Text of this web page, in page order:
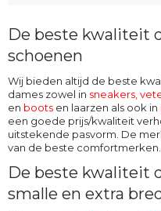
De beste kwaliteit
schoenen
Wij bieden altijd de beste
dames zowel in sneakers,
en boots en laarzen als ook in
een goede prijs/kwaliteit
uitstekende pasvorm. De
van de beste comfortmerken.
De beste kwaliteit
smalle en extra